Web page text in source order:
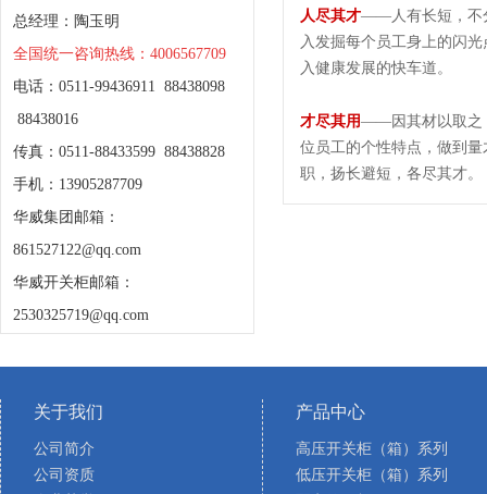
总经理：陶玉明
全国统一咨询热线：4006567709
电话：0511-99436911 88438098
88438016
传真：0511-88433599 88438828
手机：13905287709
华威集团邮箱：
861527122@qq.com
华威开关柜邮箱：
2530325719@qq.com
人尽其才——人有长短，不
入发掘每个员工身上的闪
入健康发展的快车道。
才尽其用——因其材以取之
位员工的个性特点，做到
职，扬长避短，各尽其才。
关于我们
公司简介
公司资质
产品中心
高压开关柜（箱）系列
低压开关柜（箱）系列